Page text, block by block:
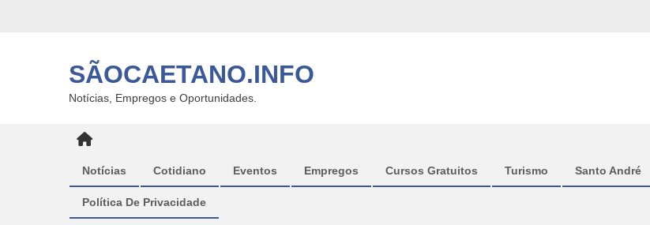
SÃOCAETANO.INFO
Notícias, Empregos e Oportunidades.
Notícias Cotidiano Eventos Empregos Cursos Gratuitos Turismo Santo André
Política De Privacidade